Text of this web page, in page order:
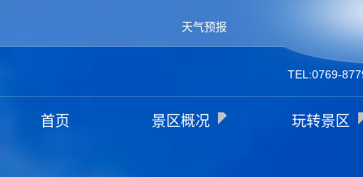
天气预报
TEL:0769-
首页 景区概况 玩转景区